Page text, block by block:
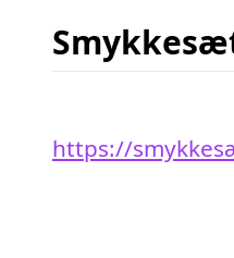
https://